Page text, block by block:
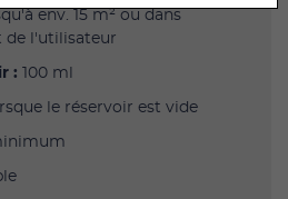
env. 15 m² ou dans
de l'utilisateur
: 100 ml
le réservoir est vide